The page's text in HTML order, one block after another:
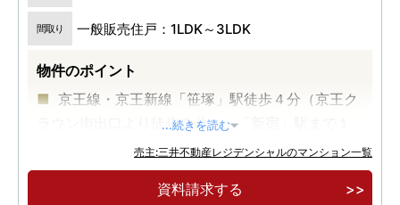
間取り 一般販売住戸：1LDK～3LDK
物件のポイント
京王線・京王新線「笹塚」駅徒歩４分（京王ク
ラウン街出口より徒歩３分）。「新宿」駅まで１
地上２８階建、全６５９邸。住・商・業・育の
一体複合開発、渋谷区最大級フラグシップタワー
...続きを読む
売主:三井不動産レジデンシャルのマンション一覧
資料請求する